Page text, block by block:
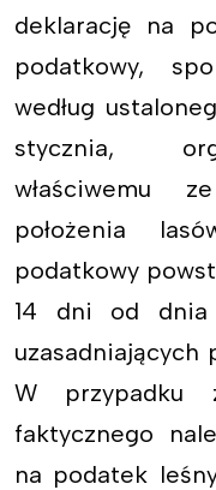
deklarację na
podatkowy,
według
stycznia,
właściwemu
położenia
podatkowy
14 dni od dnia
uzasadniających
W przypadku
faktycznego
na podatek